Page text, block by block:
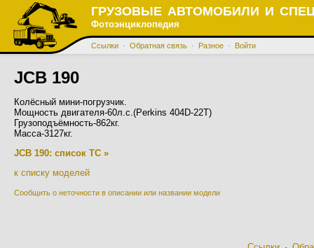
ГРУЗОВЫЕ АВТОМОБИЛИ И
Фотоэнциклопедия
Ссылки · Обратная связь · Разное · Войти
JCB 190
Колёсный мини-погрузчик.
Мощность двигателя-60л.с.(Perkins 404D-22T)
Грузоподъёмность-862кг.
Масса-3127кг.
JCB 190: список ТС »
к списку моделей
Сообщить о неточности в описании или названии модели